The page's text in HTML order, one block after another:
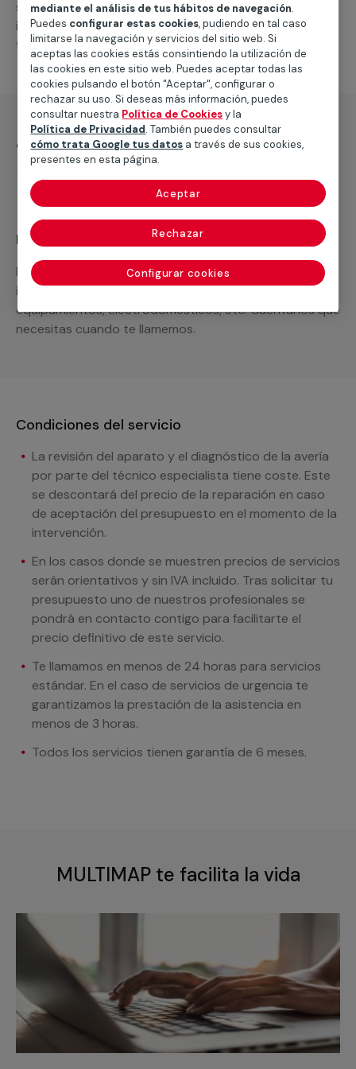
suministro de los materiales necesarios, las
intervenciones a realizar, o la mano de obra que hará
falta para completar tu proyecto.
¿Qué incluye?
Recuerda que en MULTIMAP
Podemos ofrecer cualquier servicio a medida
incluyendo todo lo que necesites: materiales,
equipamientos, electrodomésticos, etc. Cuéntanos que
necesitas cuando te llamemos.
Condiciones del servicio
La revisión del aparato y el diagnóstico de la avería
por parte del técnico especialista tiene coste. Este
se descontará del precio de la reparación en caso
de aceptación del presupuesto en el momento de la
intervención.
En los casos donde se muestren precios de servicios
serán orientativos y sin IVA incluido. Tras solicitar tu
presupuesto uno de nuestros profesionales se
pondrá en contacto contigo para facilitarte el
precio definitivo de este servicio.
Te llamamos en menos de 24 horas para servicios
estándar. En el caso de servicios de urgencia te
garantizamos la prestación de la asistencia en
menos de 3 horas.
Todos los servicios tienen garantía de 6 meses.
MULTIMAP te facilita la vida
mediante el análisis de tus hábitos de navegación.
Puedes configurar estas cookies, pudiendo en tal caso
limitarse la navegación y servicios del sitio web. Si
aceptas las cookies estás consintiendo la utilización de
las cookies en este sitio web. Puedes aceptar todas las
cookies pulsando el botón "Aceptar", configurar o
rechazar su uso. Si deseas más información, puedes
consultar nuestra Política de Cookiesy la
Política de Privacidad. También puedes consultar
cómo trata Google tus datos a través de sus cookies,
presentes en esta página.
Configurar cookies
Rechazar
Aceptar